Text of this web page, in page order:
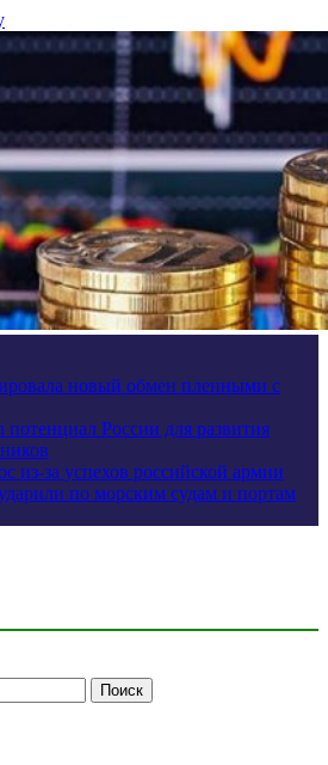
новый обмен пленными с
России для развития
из-за успехов российской армии
по морским судам и портам